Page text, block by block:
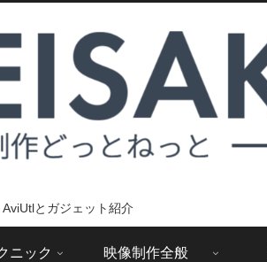
AviUtlとガジェット紹介
ニック 映像制作全般